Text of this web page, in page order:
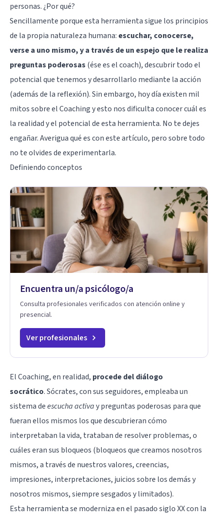
personas. ¿Por qué?
Sencillamente porque esta herramienta sigue los principios
de la propia naturaleza humana: escuchar, conocerse,
verse a uno mismo, y a través de un espejo que le realiza
preguntas poderosas (ése es el coach), descubrir todo el
potencial que tenemos y desarrollarlo mediante la acción
(además de la reflexión). Sin embargo, hoy día existen mil
mitos sobre el Coaching y esto nos dificulta conocer cuál es
la realidad y el potencial de esta herramienta. No te dejes
engañar. Averigua qué es con este artículo, pero sobre todo
no te olvides de experimentarla.
Definiendo conceptos
Encuentra un/a psicólogo/a
Consulta profesionales verificados con atención online y
presencial.
Ver profesionales
El Coaching, en realidad, procede del diálogo
socrático.Sócrates, con sus seguidores, empleaba un
sistema deescucha activay preguntas poderosas para que
fueran ellos mismos los que descubrieran cómo
interpretaban la vida, trataban de resolver problemas, o
cuáles eran sus bloqueos (bloqueos que creamos nosotros
mismos, a través de nuestros valores, creencias,
impresiones, interpretaciones, juicios sobre los demás y
nosotros mismos, siempre sesgados y limitados).
Esta herramienta se moderniza en el pasado siglo XX con la